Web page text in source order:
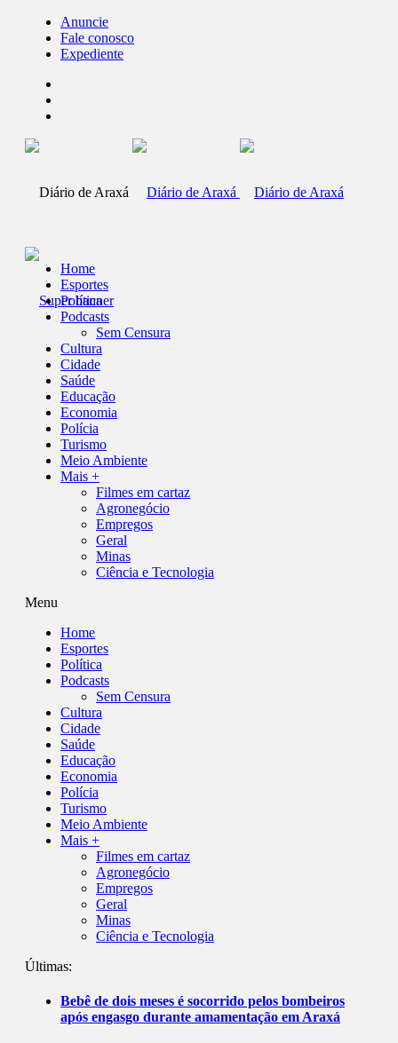
Anuncie
Fale conosco
Expediente
Home
Esportes
Política
Podcasts
Sem Censura
Cultura
Cidade
Saúde
Educação
Economia
Polícia
Turismo
Meio Ambiente
Mais +
Filmes em cartaz
Agronegócio
Empregos
Geral
Minas
Ciência e Tecnologia
Menu
Home
Esportes
Política
Podcasts
Sem Censura
Cultura
Cidade
Saúde
Educação
Economia
Polícia
Turismo
Meio Ambiente
Mais +
Filmes em cartaz
Agronegócio
Empregos
Geral
Minas
Ciência e Tecnologia
Últimas:
Bebê de dois meses é socorrido pelos bombeiros
após engasgo durante amamentação em Araxá